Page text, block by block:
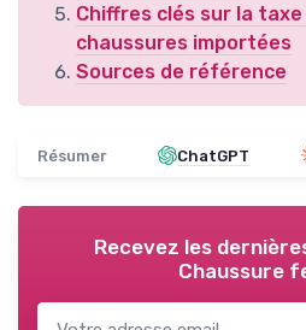
Chiffres clés sur la
chaussures importées
Sources de référence
Résumer ChatGPT
Recevez les
Chaussure